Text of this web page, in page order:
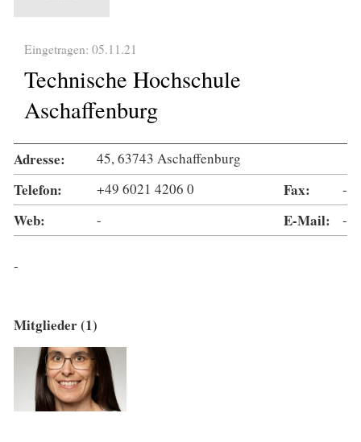
Eingetragen: 05.11.21
Technische Hochschule
Aschaffenburg
Adresse: 45, 63743 Aschaffenburg
Telefon: +49 6021 4206 0 Fax: -
Web: - E-Mail: -
-
Mitglieder (1)